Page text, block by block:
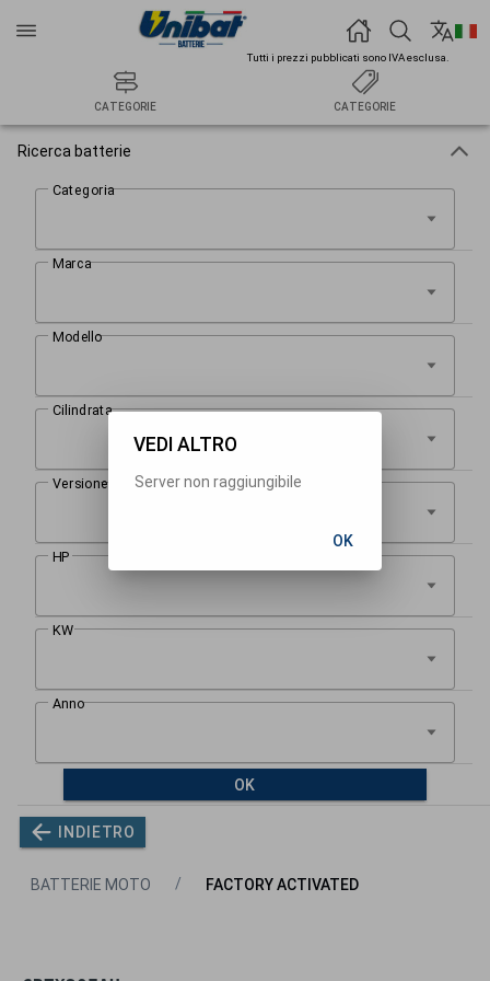
Tutti i prezzi pubblicati sono IVA esclusa.
CATEGORIE CATEGORIE
Ricerca batterie
OK
INDIETRO
BATTERIE MOTO FACTORY ACTIVATED
VEDI ALTRO
Server non raggiungibile
OK